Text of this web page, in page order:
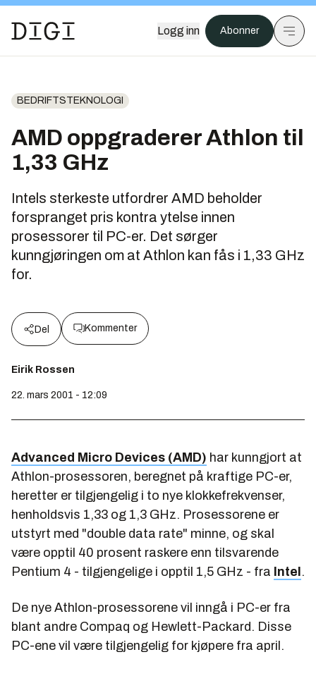
Logg inn Abonner
BEDRIFTSTEKNOLOGI
AMD oppgraderer Athlon til
1,33 GHz
Intels sterkeste utfordrer AMD beholder
forspranget pris kontra ytelse innen
prosessorer til PC-er. Det sørger
kunngjøringen om at Athlon kan fås i 1,33 GHz
for.
Del Kommenter
Eirik Rossen
22. mars 2001 - 12:09
Advanced Micro Devices (AMD) har kunngjort at
Athlon-prosessoren, beregnet på kraftige PC-er,
heretter er tilgjengelig i to nye klokkefrekvenser,
henholdsvis 1,33 og 1,3 GHz. Prosessorene er
utstyrt med "double data rate" minne, og skal
være opptil 40 prosent raskere enn tilsvarende
Pentium 4 - tilgjengelige i opptil 1,5 GHz - fra Intel .
De nye Athlon-prosessorene vil inngå i PC-er fra
blant andre Compaq og Hewlett-Packard. Disse
PC-ene vil være tilgjengelig for kjøpere fra april.